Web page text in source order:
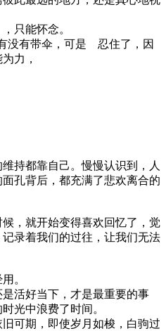
只能怀念。
没有带伞，可是 忍住了，因
力，
持都靠自己。慢慢认识到，人
孔背后，都充满了悲欢离合的
，就开始变得喜欢回忆了，觉
录着我们的过往，让我们无法
。
活好当下，才是最重要的事
光中浪费了时间。
可期，即使岁月如梭，白驹过